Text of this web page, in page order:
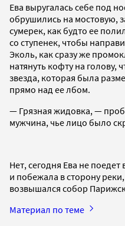
Ева выругалась себе под
обрушились на мостовую,
сумерек, как будто ее
со ступенек, чтобы
Эколь, как сразу же
натянуть кофту на голову,
звезда, которая была
прямо над ее лбом.
— Грязная жидовка, —
мужчина, чье лицо было
Нет, сегодня Ева не
и побежала в сторону
возвышался собор
Материал по теме